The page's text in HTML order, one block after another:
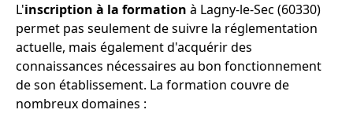
L'inscription à la formation à Lagny-le-Sec (60330)
permet pas seulement de suivre la réglementation
actuelle, mais également d'acquérir des
connaissances nécessaires au bon fonctionnement
de son établissement. La formation couvre de
nombreux domaines :